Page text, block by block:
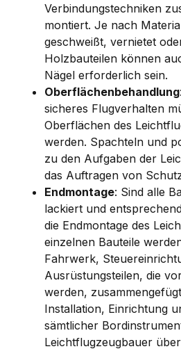
Verbindungstechniken
montiert. Je nach
geschweißt, vernietet
Holzbauteilen können
Nägel erforderlich sein.
Oberflächenbehandlung
sicheres Flugverhalten
Oberflächen des
werden. Spachteln und
zu den Aufgaben der
das Auftragen von
Endmontage: Sind alle
lackiert und
die Endmontage des
einzelnen Bauteile
Fahrwerk,
Ausrüstungsteilen, die
werden,
Installation, Einrichtung
sämtlicher
Leichtflugzeugbauer